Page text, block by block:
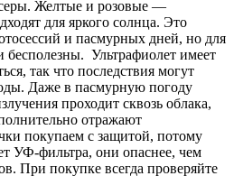
Желтые и розовые —
для яркого солнца. Это
и пасмурных дней, но для
бесполезны. Ультрафиолет имеет
так что последствия могут
Даже в пасмурную погоду
проходит сквозь облака,
отражают
покупаем с защитой, потому
УФ-фильтра, они опаснее, чем
При покупке всегда проверяйте